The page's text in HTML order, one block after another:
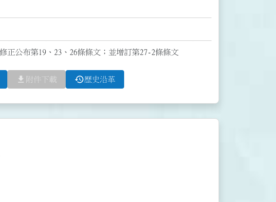
正公布第19、23、26條條文；並增訂第27-2條條文
file_download 附件下載 history歷史沿革